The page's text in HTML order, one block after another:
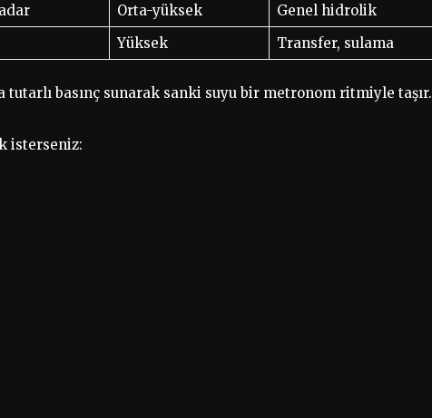
Orta-yüksek
Genel hidrolik
Yüksek Transfer, sulama
basınç sunarak sanki suyu bir metronom ritmiyle taşır.
isterseniz: